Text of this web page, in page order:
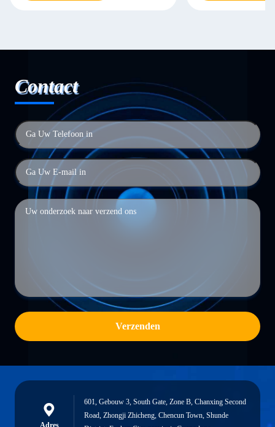
Contact
Verzenden
Adres
601, Gebouw 3, South Gate, Zone B, Chanxing Second
Road, Zhongji Zhicheng, Chencun Town, Shunde